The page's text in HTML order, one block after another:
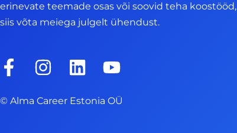
erinevate teemade osas või soovid teha koostööd,
siis võta meiega julgelt ühendust.
F
c
I
s
L
n
Y
u
© Alma Career Estonia OÜ